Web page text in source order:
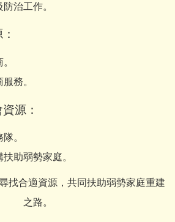
治工作。
務。
源：
。
助弱勢家庭。
找合適資源，共同扶助弱勢家庭重建
之路。